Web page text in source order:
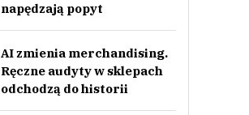
napędzają popyt
AI zmienia merchandising.
Ręczne audyty w sklepach
odchodzą do historii